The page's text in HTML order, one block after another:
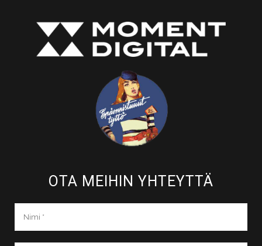
OTA MEIHIN YHTEYTTÄ​